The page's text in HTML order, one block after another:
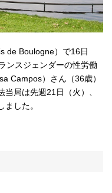
de Boulogne）で16日
ンスジェンダーの性労働
Campos）さん（36歳）
局は先週21日（火）、
した。